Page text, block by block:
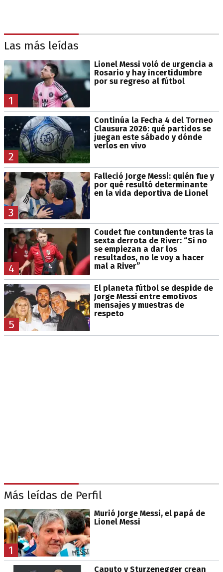
Las más leídas
1
Lionel Messi voló de urgencia a
Rosario y hay incertidumbre
por su regreso al fútbol
2
Continúa la Fecha 4 del Torneo
Clausura 2026: qué partidos se
juegan este sábado y dónde
verlos en vivo
3
Falleció Jorge Messi: quién fue y
por qué resultó determinante
en la vida deportiva de Lionel
4
Coudet fue contundente tras la
sexta derrota de River: “Si no
se empiezan a dar los
resultados, no le voy a hacer
mal a River”
5
El planeta fútbol se despide de
Jorge Messi entre emotivos
mensajes y muestras de
respeto
Más leídas de Perfil
1
Murió Jorge Messi, el papá de
Lionel Messi
Caputo y Sturzenegger crean